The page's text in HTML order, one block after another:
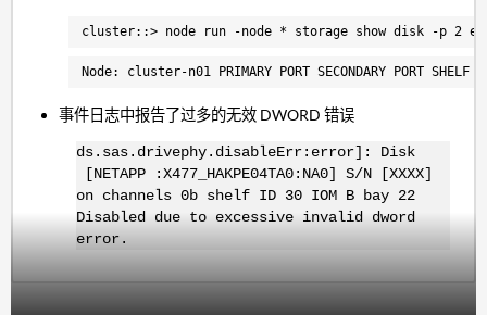
cluster::> node run -node * storage show disk -p 2
Node: cluster-n01 PRIMARY PORT SECONDARY
事件日志中报告了过多的无效 DWORD 错误
ds.sas.drivephy.disableErr:error]: Disk
[NETAPP :X477_HAKPE04TA0:NA0] S/N [XXXX]
on channels 0b shelf ID 30 IOM B bay 22
Disabled due to excessive invalid dword
error.